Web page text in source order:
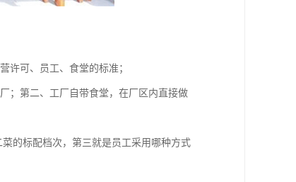
许可、员工、食堂的标准；
；第二、工厂自带食堂，在厂区内直接做
的标配档次，第三就是员工采用哪种方式